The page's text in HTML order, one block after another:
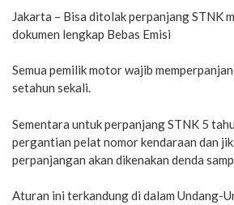
Jakarta – Bisa ditolak perpanjang STNK
dokumen lengkap Bebas Emisi
Semua pemilik motor wajib
setahun sekali.
Sementara untuk perpanjang STNK 5
pergantian pelat nomor kendaraan dan
perpanjangan akan dikenakan denda
Aturan ini terkandung di dalam Undang-